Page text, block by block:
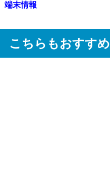
端末情報
こちらもおすすめ